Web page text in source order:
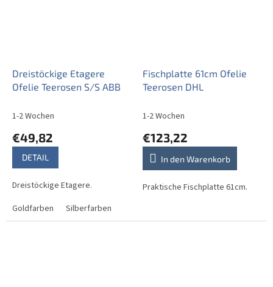
Dreistöckige Etagere
Ofelie Teerosen S/S ABB
1-2 Wochen
€49,82
DETAIL
Dreistöckige Etagere.
Goldfarben
Silberfarben
Fischplatte 61cm Ofelie
Teerosen DHL
1-2 Wochen
€123,22
In den Warenkorb
Praktische Fischplatte 61cm.